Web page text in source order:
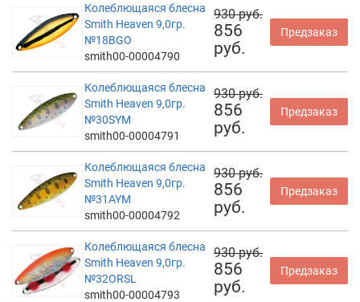
Колеблющаяся блесна
Smith Heaven 9,0гр.
№18BGO
smith00-00004790
930 руб.
856
руб.
Предзаказ
Колеблющаяся блесна
Smith Heaven 9,0гр.
№30SYM
smith00-00004791
930 руб.
856
руб.
Предзаказ
Колеблющаяся блесна
Smith Heaven 9,0гр.
№31AYM
smith00-00004792
930 руб.
856
руб.
Предзаказ
Колеблющаяся блесна
Smith Heaven 9,0гр.
№32ORSL
smith00-00004793
930 руб.
856
руб.
Предзаказ